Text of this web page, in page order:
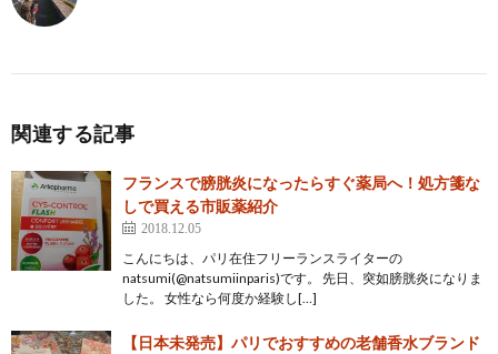
関連する記事
フランスで膀胱炎になったらすぐ薬局へ！処方箋な
しで買える市販薬紹介
2018.12.05
こんにちは、パリ在住フリーランスライターの
natsumi(@natsumiinparis)です。 先日、突如膀胱炎になりま
した。 女性なら何度か経験し[…]
【日本未発売】パリでおすすめの老舗香水ブランド